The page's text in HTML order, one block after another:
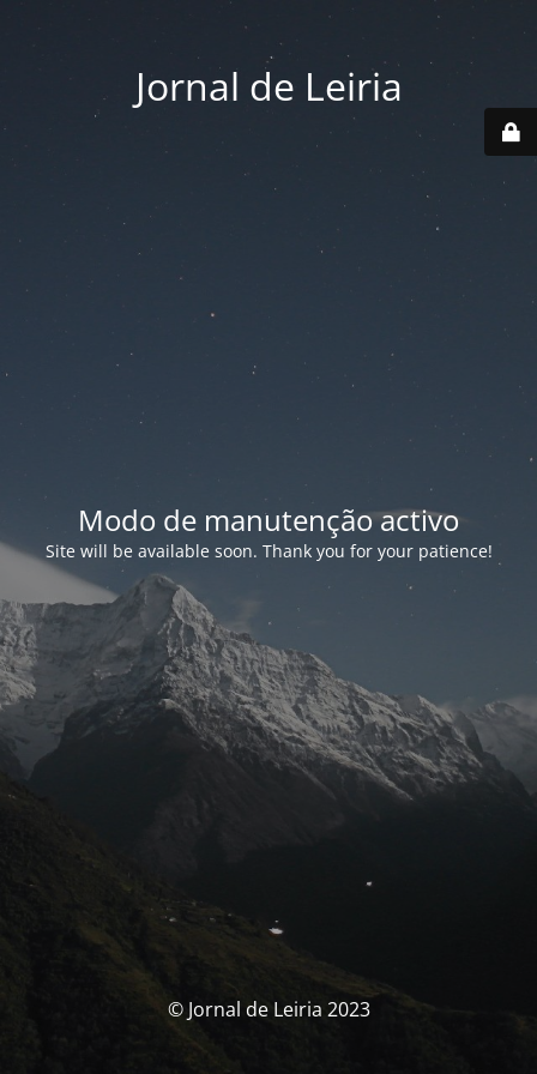
Jornal de Leiria
Modo de manutenção activo
Site will be available soon. Thank you for your patience!
© Jornal de Leiria 2023